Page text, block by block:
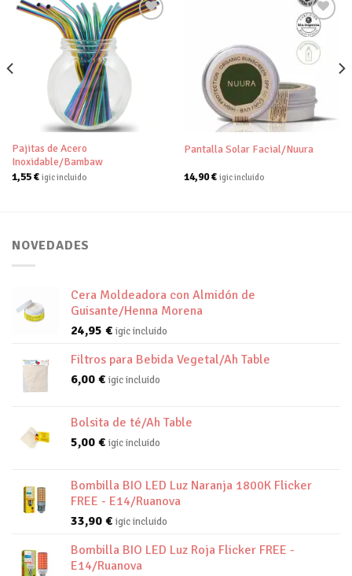
Pajitas de Acero
Inoxidable/Bambaw
1,55€ igic incluido
Añadir
deseos
Pantalla Solar Facial/Nuura
14,90€ igic incluido
NOVEDADES
Cera Moldeadora con Almidón de
Guisante/Henna Morena
24,95 € igic incluido
Filtros para Bebida Vegetal/Ah Table
6,00 € igic incluido
Bolsita de té/Ah Table
5,00 € igic incluido
Bombilla BIO LED Luz Naranja 1800K Flicker
FREE - E14/Ruanova
33,90 € igic incluido
Bombilla BIO LED Luz Roja Flicker FREE -
E14/Ruanova